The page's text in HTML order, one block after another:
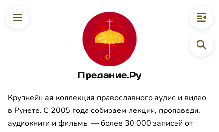
Предание.Ру
Крупнейшая коллекция православного аудио и видео
в Рунете. С 2005 года собираем лекции, проповеди,
аудиокниги и фильмы — более 30 000 записей от